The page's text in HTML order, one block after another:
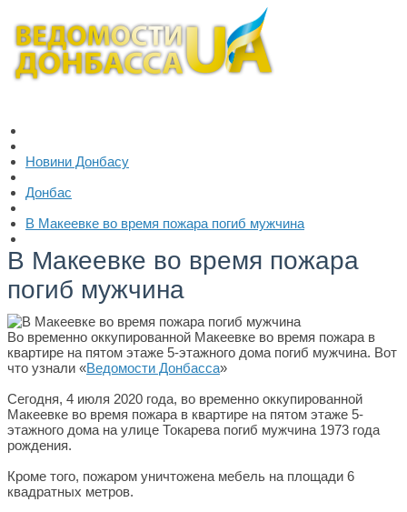
Новини Донбасу
Донбас
В Макеевке во время пожара погиб мужчина
В Макеевке во время пожара
погиб мужчина
Во временно оккупированной Макеевке во время пожара в
квартире на пятом этаже 5-этажного дома погиб мужчина. Вот
что узнали «Ведомости Донбасса»
Сегодня, 4 июля 2020 года, во временно оккупированной
Макеевке во время пожара в квартире на пятом этаже 5-
этажного дома на улице Токарева погиб мужчина 1973 года
рождения.
Кроме того, пожаром уничтожена мебель на площади 6
квадратных метров.